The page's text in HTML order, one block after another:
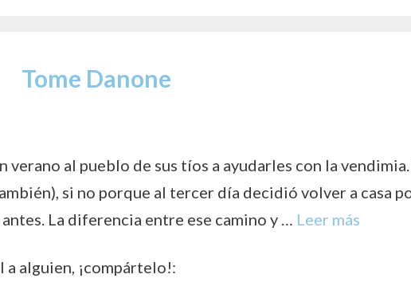
Tome Danone
verano al pueblo de sus tíos a ayudarles con la
si no porque al tercer día decidió volver a casa
La diferencia entre ese camino y … Leer más
alguien, ¡compártelo!: